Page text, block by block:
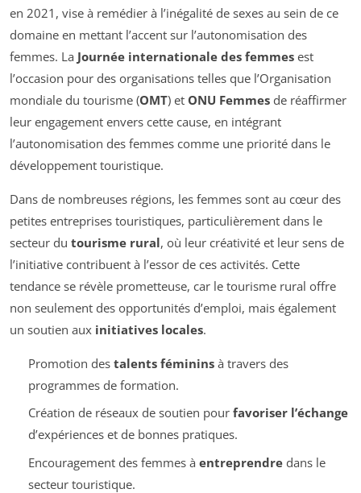
en 2021, vise à remédier à l’inégalité de sexes au sein de ce
domaine en mettant l’accent sur l’autonomisation des
femmes. La Journée internationale des femmes est
l’occasion pour des organisations telles que l’Organisation
mondiale du tourisme (OMT) et ONU Femmes de réaffirmer
leur engagement envers cette cause, en intégrant
l’autonomisation des femmes comme une priorité dans le
développement touristique.
Dans de nombreuses régions, les femmes sont au cœur des
petites entreprises touristiques, particulièrement dans le
secteur du tourisme rural, où leur créativité et leur sens de
l’initiative contribuent à l’essor de ces activités. Cette
tendance se révèle prometteuse, car le tourisme rural offre
non seulement des opportunités d’emploi, mais également
un soutien aux initiatives locales.
Promotion des talents fémininsà travers des
programmes de formation.
Création de réseaux de soutien pour favoriser l’échange
d’expériences et de bonnes pratiques.
Encouragement des femmes à entreprendredans le
secteur touristique.